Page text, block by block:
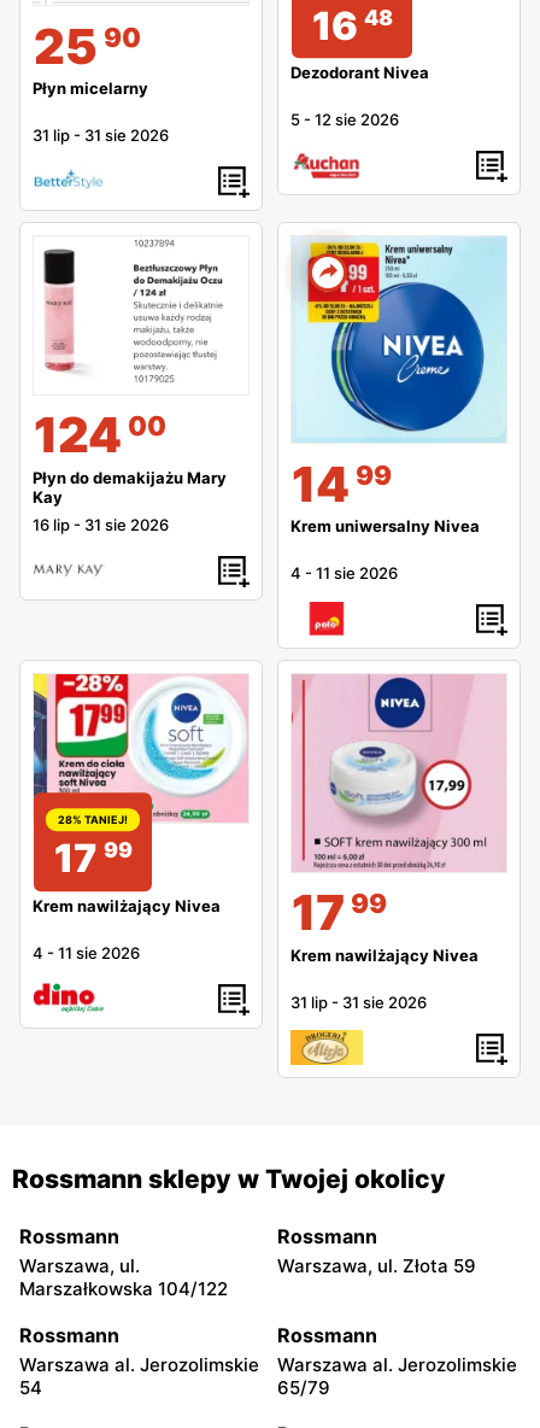
25 90
Płyn micelarny
31 lip - 31 sie 2026
16 48
Dezodorant Nivea
5 -12 sie 2026
124 00
Płyn do demakijażu Mary
Kay
16 lip - 31 sie 2026
14 99
Krem uniwersalny Nivea
4 -11 sie 2026
28% TANIEJ!
17 99
Krem nawilżający Nivea
4 -11 sie 2026
17 99
Krem nawilżający Nivea
31 lip - 31 sie 2026
Rossmann sklepy w Twojej okolicy
Rossmann
Warszawa, ul.
Marszałkowska 104/122
Rossmann
Warszawa, ul. Złota 59
Rossmann
Warszawa al. Jerozolimskie
54
Rossmann
Warszawa al. Jerozolimskie
65/79